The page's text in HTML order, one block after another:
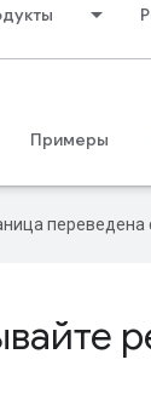
Примеры